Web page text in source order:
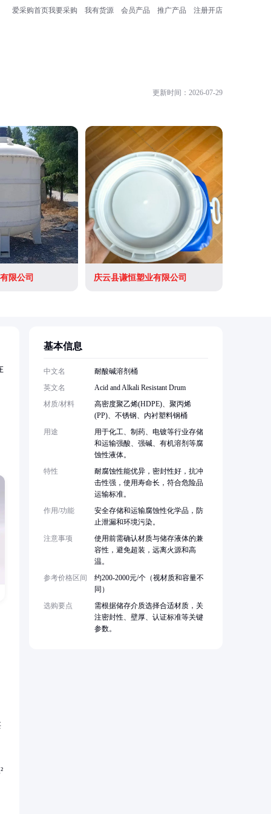
爱采购首页我要采购 我有货源 会员产品 推广产品 注册开店
更新时间：2026-07-29
限公司 庆云县谦恒塑业有限公司
基本信息
中文名
耐酸碱溶剂桶
英文名
Acid and Alkali Resistant Drum
材质/材料
高密度聚乙烯(HDPE)、聚丙烯
(PP)、不锈钢、内衬塑料钢桶
用途
用于化工、制药、电镀等行业存储
和运输强酸、强碱、有机溶剂等腐
蚀性液体。
特性
耐腐蚀性能优异，密封性好，抗冲
击性强，使用寿命长，符合危险品
运输标准。
作用/功能
安全存储和运输腐蚀性化学品，防
止泄漏和环境污染。
注意事项
使用前需确认材质与储存液体的兼
容性，避免超装，远离火源和高
温。
参考价格区间
约200-2000元/个（视材质和容量不
同）
选购要点
需根据储存介质选择合适材质，关
注密封性、壁厚、认证标准等关键
参数。